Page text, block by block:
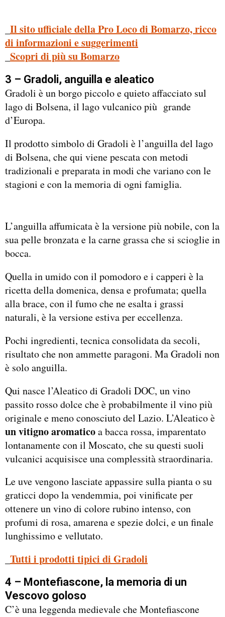
Il sito ufficiale della Pro Loco di Bomarzo, ricco
di informazioni e suggerimenti
Scopri di più su Bomarzo
3 – Gradoli, anguilla e aleatico
Gradoli è un borgo piccolo e quieto affacciato sul
lago di Bolsena, il lago vulcanico più grande
d’Europa.
Il prodotto simbolo di Gradoli è l’anguilla del lago
di Bolsena, che qui viene pescata con metodi
tradizionali e preparata in modi che variano con le
stagioni e con la memoria di ogni famiglia.
L’anguilla affumicata è la versione più nobile, con la
sua pelle bronzata e la carne grassa che si scioglie in
bocca.
Quella in umido con il pomodoro e i capperi è la
ricetta della domenica, densa e profumata; quella
alla brace, con il fumo che ne esalta i grassi
naturali, è la versione estiva per eccellenza.
Pochi ingredienti, tecnica consolidata da secoli,
risultato che non ammette paragoni. Ma Gradoli non
è solo anguilla.
Qui nasce l’Aleatico di Gradoli DOC, un vino
passito rosso dolce che è probabilmente il vino più
originale e meno conosciuto del Lazio. L’Aleatico è
un vitigno aromaticoa bacca rossa, imparentato
lontanamente con il Moscato, che su questi suoli
vulcanici acquisisce una complessità straordinaria.
Le uve vengono lasciate appassire sulla pianta o su
graticci dopo la vendemmia, poi vinificate per
ottenere un vino di colore rubino intenso, con
profumi di rosa, amarena e spezie dolci, e un finale
lunghissimo e vellutato.
Tutti i prodotti tipici di Gradoli
4 – Montefiascone, la memoria di un
Vescovo goloso
C’è una leggenda medievale che Montefiascone